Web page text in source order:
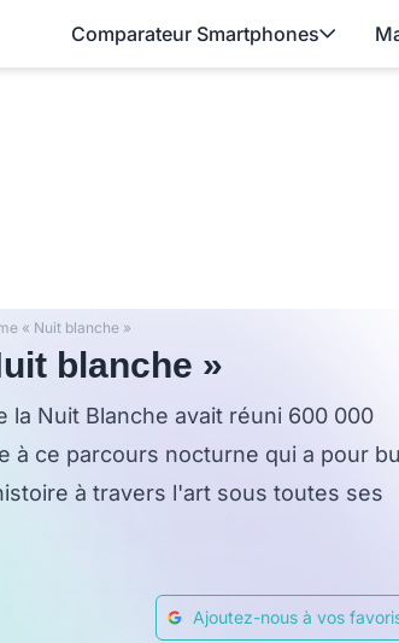
Comparateur Smartphones
« Nuit blanche »
blanche »
la Nuit Blanche avait réuni 600 000
à ce parcours nocturne qui a pour
à travers l'art sous toutes ses
Ajoutez-nous à vos